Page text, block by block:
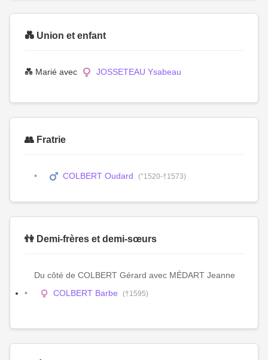
💑 Union et enfant
💑 Marié avec JOSSETEAU Ysabeau
👥 Fratrie
COLBERT Oudard (°1520-†1573)
👫 Demi-frères et demi-sœurs
Du côté de COLBERT Gérard avec MÉDART Jeanne
COLBERT Barbe
(†1595)